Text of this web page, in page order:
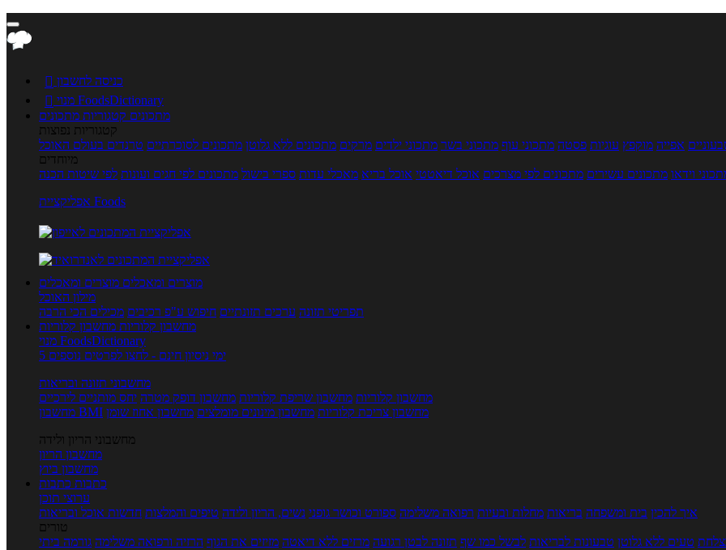
 כניסה לחשבון

מנוי FoodsDictionary
מתכונים קטגוריות מתכונים
קטגוריות נפוצות
אפייה מוקפץ עוגיות פסטה מתכוני עוף מתכוני בשר מתכוני ילדים מרקים מתכונים ללא גלוטן מתכונים לסוכרתיים טרנדים בעולם האוכל
מיוחדים
וידאו מתכונים עשירים מתכונים לפי מצרכים אוכל דיאטטי אוכל בריא מאכלי עדות ספרי בישול מתכונים לפי חגים ועונות לפי שיטות הכנה
אפליקציית Foods
מוצרים ומאכלים מוצרים ומאכלים
מילון האוכל
תפריטי תזונה ערכים תזונתיים חיפוש ע"פ רכיבים מכילים הכי הרבה
מחשבון קלוריות מחשבון קלוריות
מנוי FoodsDictionary
5 ימי ניסיון חינם - לחצו לפרטים נוספים
מחשבוני תזונה ובריאות
מחשבון קלוריות מחשבון שריפת קלוריות מחשבון דופק מטרה יחס מותניים לירכיים
מחשבון BMI
מחשבון צריכת קלוריות מחשבון מינונים מומלצים מחשבון אחוז שומן
מחשבוני הריון ולידה
מחשבון הריון
מחשבון ביוץ
כתבות כתבות
ערוצי תוכן
איך להכין בית ומשפחה בריאות מחלות ובעיות רפואה משלימה ספורט וכושר גופני נשים, הריון ולידה טיפים והמלצות חדשות אוכל ובריאות
טורים
טעים ללא גלוטן טבעונות לבריאות לבשל כמו שף תזונה לבטן רגועה מרזים ללא דיאטה מזיזים את הגוף הרזיה ורפואה משלימה גורמה ביתי